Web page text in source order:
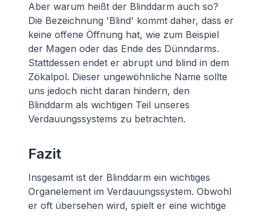
Aber warum heißt der Blinddarm auch so?
Die Bezeichnung 'Blind' kommt daher, dass er
keine offene Öffnung hat, wie zum Beispiel
der Magen oder das Ende des Dünndarms.
Stattdessen endet er abrupt und blind in dem
Zökalpol. Dieser ungewöhnliche Name sollte
uns jedoch nicht daran hindern, den
Blinddarm als wichtigen Teil unseres
Verdauungssystems zu betrachten.
Fazit
Insgesamt ist der Blinddarm ein wichtiges
Organelement im Verdauungssystem. Obwohl
er oft übersehen wird, spielt er eine wichtige